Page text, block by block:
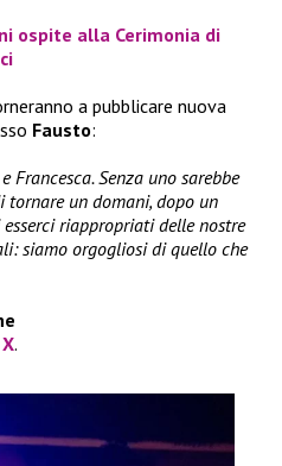
ospite alla Cerimonia di
a pubblicare nuova
Fausto:
Francesca. Senza uno sarebbe
tornare un domani, dopo un
riappropriati delle nostre
siamo orgogliosi di quello che
X.